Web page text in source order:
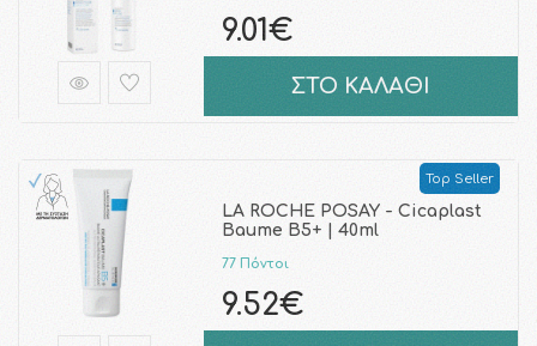
9.01€
ΣΤΟ ΚΑΛΑΘΙ
Top Seller
LA ROCHE POSAY - Cicaplast
Baume B5+ | 40ml
77 Πόντοι
9.52€